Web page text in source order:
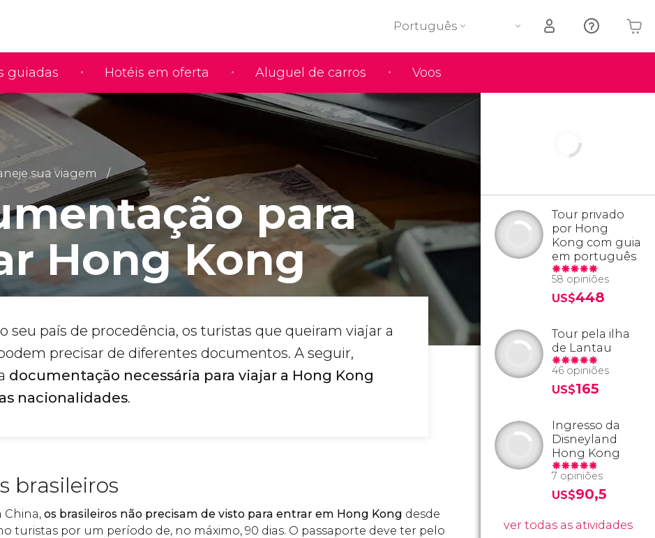
guiadas Hotéis em oferta Aluguel de carros Voos
Português
sua viagem
para
Hong Kong
seu país de procedência, os turistas que queiram viajar a
precisar de diferentes documentos. A seguir,
documentação necessária para viajar a Hong Kong
nacionalidades.
brasileiros
China, os brasileiros não precisam de visto para entrar em Hong Kong desde
turistas por um período de, no máximo, 90 dias. O passaporte deve ter pelo
Tour privado
por Hong
Kong com guia
em português
58 opiniões
US$448
Tour pela ilha
de Lantau
46 opiniões
US$165
Ingresso da
Disneyland
Hong Kong
7 opiniões
US$90,5
ver todas as atividades